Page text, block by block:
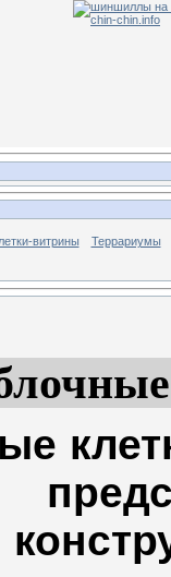
витрины Террариумы